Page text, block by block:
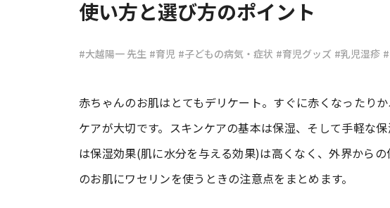
#渡邊大地の令和的ワーパパ道 #ベビーニュース
使い方と選び方のポイント
#大越陽一 先生 #育児 #子どもの病気・症状 #育児グッズ #乳児湿疹
赤ちゃんのお肌はとてもデリケート。すぐに赤くなったり
ケアが大切です。スキンケアの基本は保湿、そして手軽な
は保湿効果(肌に水分を与える効果)は高くなく、外界から
のお肌にワセリンを使うときの注意点をまとめます。